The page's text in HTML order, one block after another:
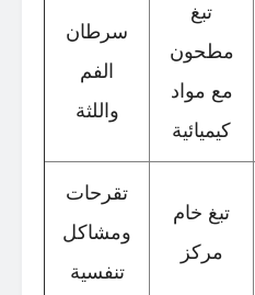
تبغ
مطحون
مع مواد
كيميائية
سرطان
الفم
واللثة
تبغ خام
مركز
تقرحات
ومشاكل
تنفسية